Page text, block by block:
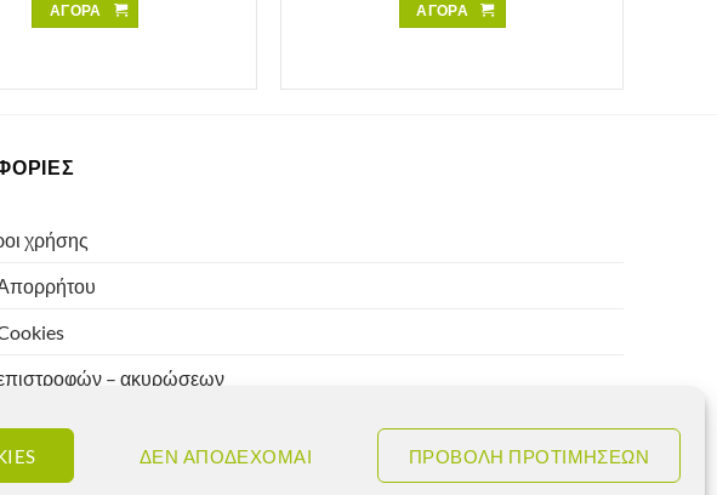
ΔΕΝ ΑΠΟΔΕΧΟΜΑΙ ΠΡΟΒΟΛΗ ΠΡΟΤΙΜΗΣΕΩΝ
ΑΓΟΡΑ ΑΓΟΡΑ
χρήσης
επιστροφών – ακυρώσεων